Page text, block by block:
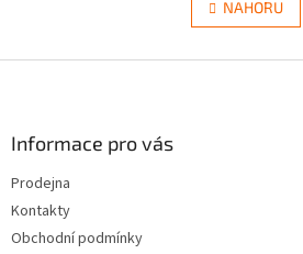
l
á
n
k
v
NAHORU
Informace pro vás
Prodejna
Kontakty
Obchodní podmínky